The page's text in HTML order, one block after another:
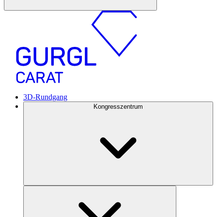
3D-Rundgang
Kongresszentrum